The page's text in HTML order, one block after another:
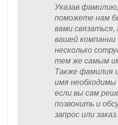
Указав
поможете нам
вами связаться,
вашей
несколько
тем же самым
Также фамилия
имя необходимы
если вы сам
позвонить и
запрос или заказ.